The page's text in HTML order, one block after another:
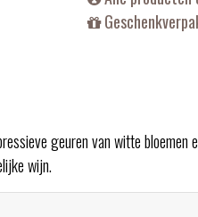
geuren van witte bloemen
wijn.